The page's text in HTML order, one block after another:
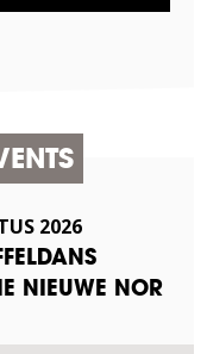
2026
NIEUWE NOR